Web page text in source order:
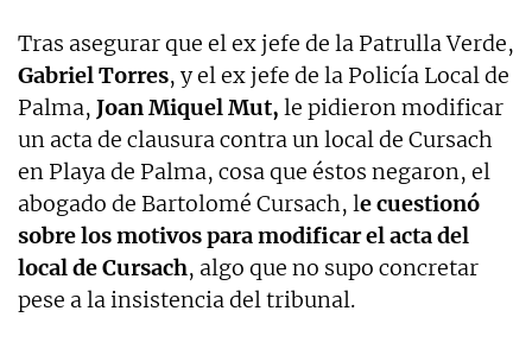
Tras asegurar que el ex jefe de la Patrulla Verde,
Gabriel Torres, y el ex jefe de la Policía Local de
Palma, Joan Miquel Mut, le pidieron modificar
un acta de clausura contra un local de Cursach
en Playa de Palma, cosa que éstos negaron, el
abogado de Bartolomé Cursach, le cuestionó
sobre los motivos para modificar el acta del
local de Cursach, algo que no supo concretar
pese a la insistencia del tribunal.